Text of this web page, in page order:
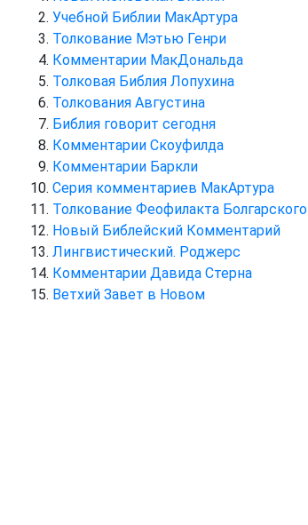
Учебной Библии МакАртура
Толкование Мэтью Генри
Комментарии МакДональда
Толковая Библия Лопухина
Толкования Августина
Библия говорит сегодня
Комментарии Скоуфилда
Комментарии Баркли
Серия комментариев МакАртура
Толкование Феофилакта Болгарского
Новый Библейский Комментарий
Лингвистический. Роджерс
Комментарии Давида Стерна
Ветхий Завет в Новом